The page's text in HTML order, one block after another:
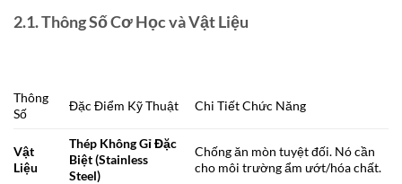
2.1. Thông Số Cơ Học và Vật Liệu
Thông
Số
Đặc Điểm Kỹ Thuật Chi Tiết Chức Năng
Vật
Liệu
Thép Không Gỉ Đặc
Biệt (Stainless
Steel)
Chống ăn mòn tuyệt đối. Nó cần
cho môi trường ẩm ướt/hóa chất.